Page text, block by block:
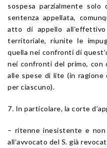
sospesa parzialmente solo
sentenza appellata,
atto di appello
territoriale, riunite le
quella nei confronti di
nei confronti del primo, con
alle spese di lite (in ragione
per ciascuno).
7. In particolare, la corte
– ritenne inesistente e non
all’avvocato del S. già